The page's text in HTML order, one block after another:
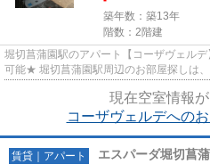
築年数：築13年
階数：2階建
堀切菖蒲園駅のアパート【コーザヴェル
可能★ 堀切菖蒲園駅周辺のお部屋探しは
現在空室情報が
コーザヴェルデへの
賃貸｜アパート エスパーダ堀切菖